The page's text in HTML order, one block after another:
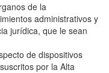
de la
administrativos y
jurídica, que le sean
de dispositivos
por la Alta